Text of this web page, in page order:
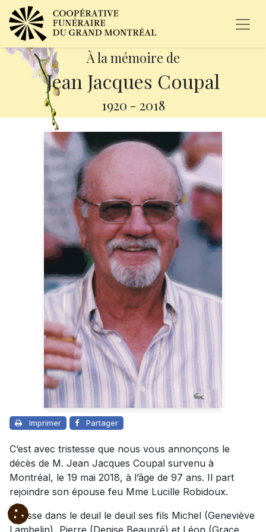
À la mémoire de
Jean Jacques Coupal
1920 - 2018
Imprimer Partager
C’est avec tristesse que nous vous annonçons le
décès de M. Jean Jacques Coupal survenu à
Montréal, le 19 mai 2018, à l’âge de 97 ans. Il part
rejoindre son épouse feu Mme Lucille Robidoux.
Il laisse dans le deuil le deuil ses fils Michel (Geneviève
Lambelin), Pierre (Denise Beaupré) et Léon (Grace